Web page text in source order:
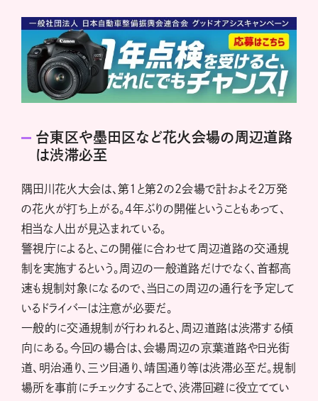
台東区や墨田区など花火会場の周辺道路
は渋滞必至
隅田川花火大会は、第1と第2の2会場で計およそ2万発
の花火が打ち上がる。4年ぶりの開催ということもあって、
相当な人出が見込まれている。
警視庁によると、この開催に合わせて周辺道路の交通規
制を実施するという。周辺の一般道路だけでなく、首都高
速も規制対象になるので、当日この周辺の通行を予定して
いるドライバーは注意が必要だ。
一般的に交通規制が行われると、周辺道路は渋滞する傾
向にある。今回の場合は、会場周辺の京葉道路や日光街
道、明治通り、三ツ目通り、靖国通り等は渋滞必至だ。規制
場所を事前にチェックすることで、渋滞回避に役立ててい